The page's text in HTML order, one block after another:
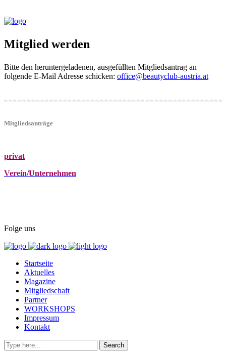
Mitglied werden
Bitte den heruntergeladenen, ausgefüllten Mitgliedsantrag an
folgende E-Mail Adresse schicken: office@beautyclub-austria.at
Mitgliedsanträge
privat
Verein/Unternehmen
Folge uns
Startseite
Aktuelles
Magazine
Mitgliedschaft
Partner
WORKSHOPS
Impressum
Kontakt